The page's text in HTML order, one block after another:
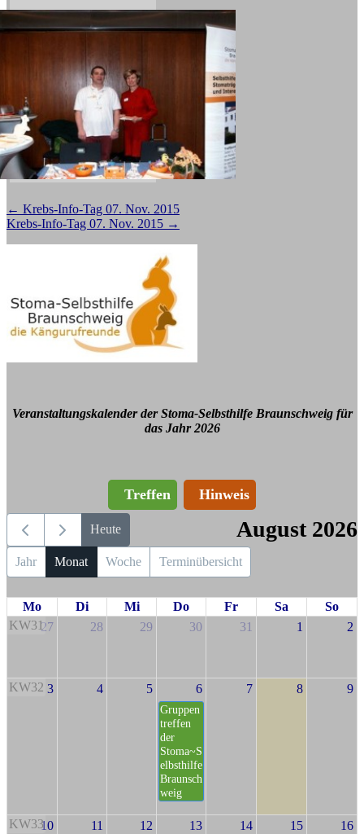
Beitragsnavigation
← Krebs-Info-Tag 07. Nov. 2015
Krebs-Info-Tag 07. Nov. 2015 →
Veranstaltungskalender der Stoma-Selbsthilfe Braunschweig für
das Jahr 2026
Treffen Hinweis
Heute August 2026
Jahr Monat Woche Terminübersicht
Mo Di Mi Do Fr Sa
So
KW3127 28 29 30 31 1 2
KW32 3 4 5 6
Gruppen
treffen
der
Stoma~S
elbsthilfe
Braunsch
weig
7 8 9
KW3310 11 12 13 14 15 16